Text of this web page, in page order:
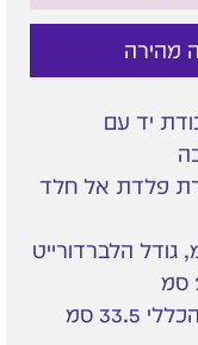
מהירה
יד עם
פלדת אל חלד
התליון 3 סמ, גודל הלברדורייט
סמ